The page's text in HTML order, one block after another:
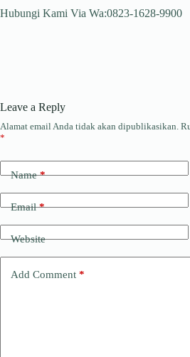
Hubungi Kami Via Wa:0823-1628-9900
Leave a Reply
Alamat email Anda tidak akan dipublikasikan.
*
Name*
Email*
Website
Add Comment *